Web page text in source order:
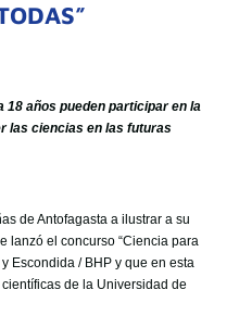
años pueden participar en la
las ciencias en las futuras
de Antofagasta a ilustrar a su
lanzó el concurso “Ciencia para
Escondida / BHP y que en esta
de la Universidad de